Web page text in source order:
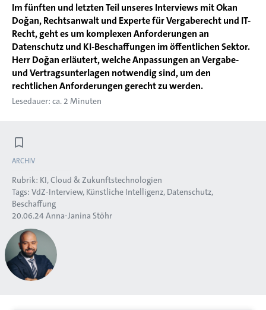
Im fünften und letzten Teil unseres Interviews mit Okan
Doğan, Rechtsanwalt und Experte für Vergaberecht und IT-
Recht, geht es um komplexen Anforderungen an
Datenschutz und KI-Beschaffungen im öffentlichen Sektor.
Herr Doğan erläutert, welche Anpassungen an Vergabe-
und Vertragsunterlagen notwendig sind, um den
rechtlichen Anforderungen gerecht zu werden.
Lesedauer: ca. 2 Minuten
ARCHIV
Rubrik: KI, Cloud & Zukunftstechnologien
Tags: VdZ-Interview Künstliche Intelligenz Datenschutz
Beschaffung
20.06.24Anna-Janina Stöhr